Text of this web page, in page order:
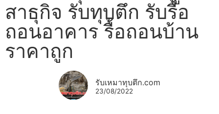
สาธุกิจ รับทุบตึก รับรื้อ
ถอนอาคาร รื้อถอนบ้าน
ราคาถูก
รับเหมาทุบตึก.com
23/08/2022